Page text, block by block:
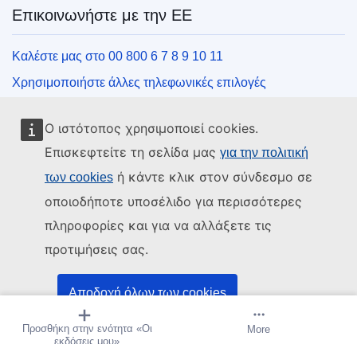
Ο ιστότοπος χρησιμοποιεί cookies.
Επισκεφτείτε τη σελίδα μας για την πολιτική
των cookies ή κάντε κλικ στον σύνδεσμο σε
οποιοδήποτε υποσέλιδο για περισσότερες
πληροφορίες και για να αλλάξετε τις
προτιμήσεις σας.
Αποδοχή όλων των cookies
Αποδοχή μόνο βασικών cookies
Προσθήκη στην ενότητα «Οι
εκδόσεις μου»
Δημιουργία ειδοποίησης
More
Επικοινωνήστε με την ΕΕ
Καλέστε μας στο 00 800 6 7 8 9 10 11
Χρησιμοποιήστε άλλες τηλεφωνικές επιλογές
Συναντήστε μας σε ένα από τα κέντρα της ΕΕ
Μέσα κοινωνικής δικτύωσης
Αναζητήστε τα κανάλια της ΕΕ στα μέσα κοινωνικής
Θεσμικά όργανα και οργανισμοί της ΕΕ
Αναζήτηση όλων των θεσμικών και λοιπών οργάνων και
οργανισμών της ΕΕ